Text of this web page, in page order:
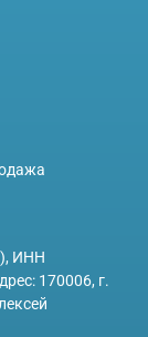
ИНН
170006, г.